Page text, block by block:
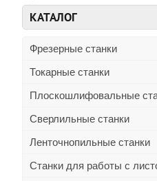
КАТАЛОГ
Фрезерные станки
Токарные станки
Плоскошлифовальные
Сверлильные станки
Ленточнопильные станки
Станки для работы с